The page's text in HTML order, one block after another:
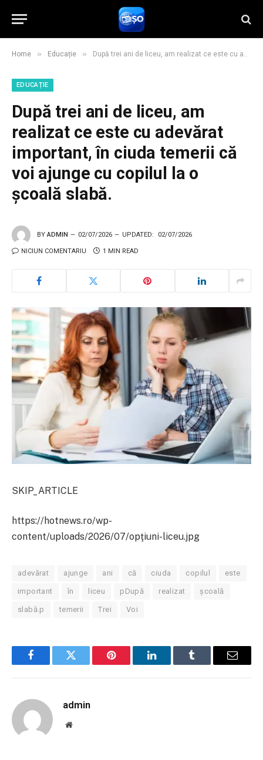
Home » Educație » După trei ani de liceu, am realizat ce este cu adevărat important, în ciuda temerii că voi ajunge cu copilul la o școală slabă.
EDUCAȚIE
După trei ani de liceu, am
realizat ce este cu adevărat
important, în ciuda temerii că
voi ajunge cu copilul la o
școală slabă.
BY ADMIN 02/07/2026 UPDATED: 02/07/2026
NICIUN COMENTARIU 1 MIN READ
SKIP_ARTICLE
https://hotnews.ro/wp-
content/uploads/2026/07/opţiuni-liceu.jpg
adevărat ajunge ani că ciuda copilul este
important în liceu pDupă realizat școală
slabă.p temerii Trei Voi
FacebookTwitter Pinterest LinkedInTumblr Email
admin
Website